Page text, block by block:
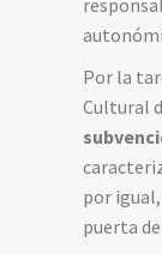
Por la
Cultural
por
puerta